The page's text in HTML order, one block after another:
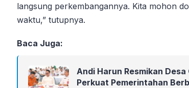
langsung perkembangannya. Kita mohon
waktu,” tutupnya.
Baca Juga:
Andi Harun Resmikan
Perkuat Pemerintahan